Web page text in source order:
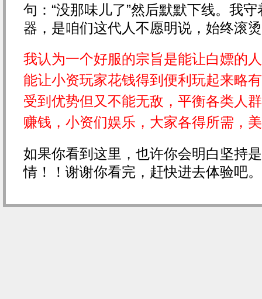
句：“没那味儿了”然后默默下线。我
器，是咱们这代人不愿明说，始终滚
我认为一个好服的宗旨是能让白嫖的
能让小资玩家花钱得到便利玩起来略
受到优势但又不能无敌，平衡各类人
赚钱，小资们娱乐，大家各得所需，
如果你看到这里，也许你会明白坚持
情！！谢谢你看完，赶快进去体验吧。